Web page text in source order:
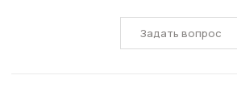
Задать вопрос